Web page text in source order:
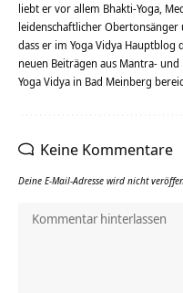
liebt er vor allem Bhakti-Yoga,
leidenschaftlicher
dass er im Yoga Vidya
neuen Beiträgen aus Mantra-
Yoga Vidya in Bad Meinberg
Keine Kommentare
Deine E-Mail-Adresse wird nicht